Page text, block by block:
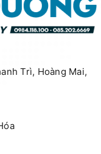
Trì, Hoàng Mai,